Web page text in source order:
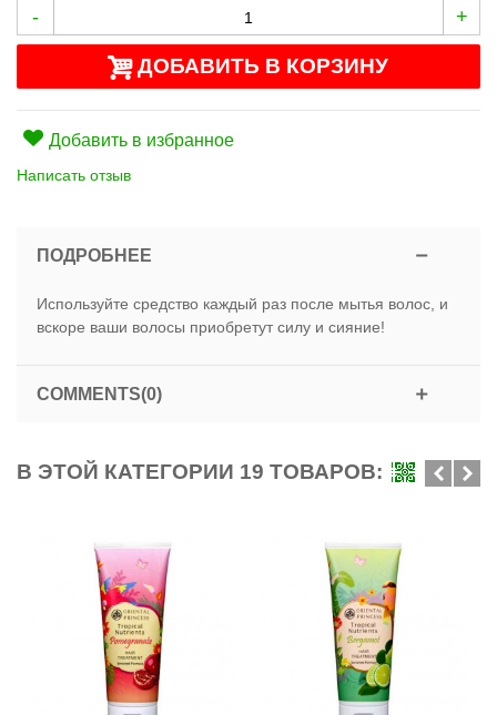
- +
ДОБАВИТЬ В КОРЗИНУ
Добавить в избранное
Написать отзыв
ПОДРОБНЕЕ
Используйте средство каждый раз после мытья волос, и
вскоре ваши волосы приобретут силу и сияние!
COMMENTS(0)
В ЭТОЙ КАТЕГОРИИ 19 ТОВАРОВ: